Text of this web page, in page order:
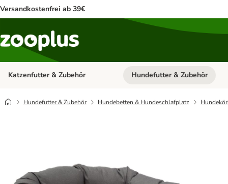
Versandkostenfrei ab 39€
Katzenfutter & Zubehör Kategorie-Menü öffnen:
Hundefutter & Zubehör
Hundefutter & Zubehör Hundebetten & Hundeschlafplatz